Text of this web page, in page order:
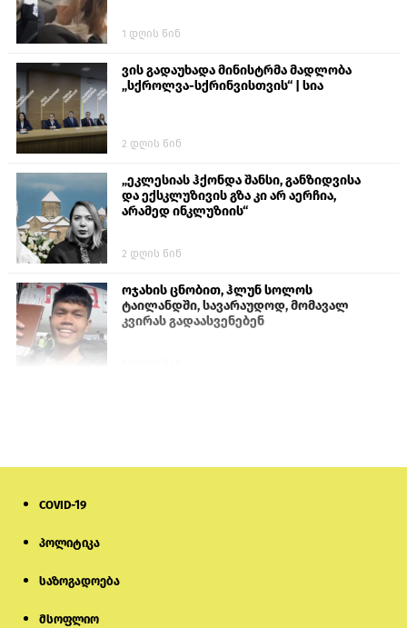
1 დღის წინ
ვის გადაუხადა მინისტრმა მადლობა
„სქროლვა-სქრინვისთვის“ | სია
2 დღის წინ
„ეკლესიას ჰქონდა შანსი, განზიდვისა
და ექსკლუზივის გზა კი არ აერჩია,
არამედ ინკლუზიის“
2 დღის წინ
ოჯახის ცნობით, ჰლუნ სოლოს
ტაილანდში, სავარაუდოდ, მომავალ
კვირას გადაასვენებენ
COVID-19
პოლიტიკა
საზოგადოება
მსოფლიო